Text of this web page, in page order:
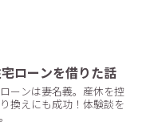
ローンを借りた話
ーンは妻名義。産休を控
換えにも成功！体験談を